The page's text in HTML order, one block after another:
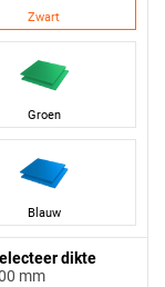
Zwart
Groen
Blauw
dikte
mm